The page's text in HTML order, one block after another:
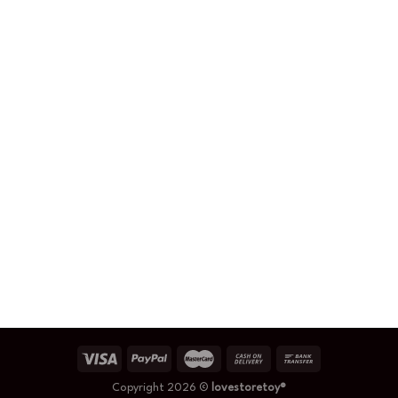
Copyright 2026 © lovestoretoy®